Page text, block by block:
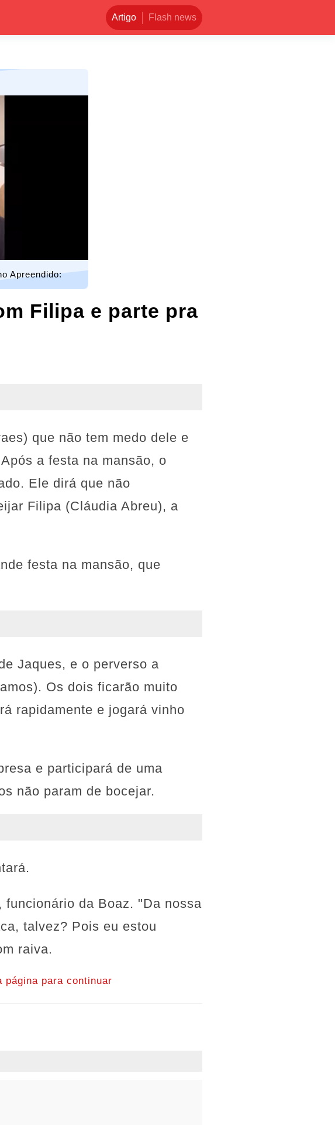
Artigo Flash news
Apreendido:
Filipa e parte pra
que não tem medo dele e
a festa na mansão, o
Ele dirá que não
Filipa (Cláudia Abreu), a
festa na mansão, que
Jaques, e o perverso a
Os dois ficarão muito
rapidamente e jogará vinho
e participará de uma
não param de bocejar.
da Boaz. "Da nossa
talvez? Pois eu estou
raiva.
para continuar